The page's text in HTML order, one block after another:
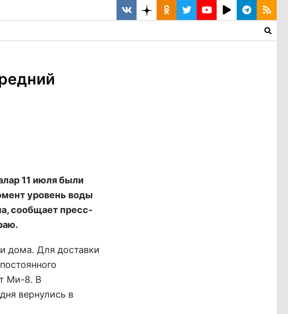
11 июля были
уровень воды
сообщает пресс-
дома. Для доставки
Ми-8. В
вернулись в